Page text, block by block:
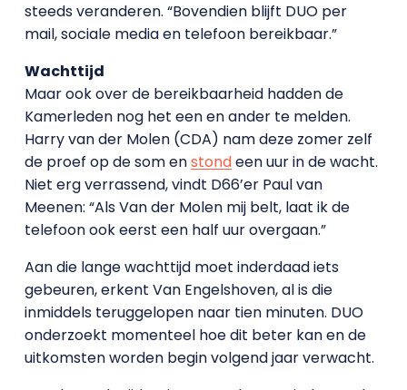
steeds veranderen. “Bovendien blijft DUO per
mail, sociale media en telefoon bereikbaar.”
Wachttijd
Maar ook over de bereikbaarheid hadden de
Kamerleden nog het een en ander te melden.
Harry van der Molen (CDA) nam deze zomer zelf
de proef op de som enstondeen uur in de wacht.
Niet erg verrassend, vindt D66’er Paul van
Meenen: “Als Van der Molen mij belt, laat ik de
telefoon ook eerst een half uur overgaan.”
Aan die lange wachttijd moet inderdaad iets
gebeuren, erkent Van Engelshoven, al is die
inmiddels teruggelopen naar tien minuten. DUO
onderzoekt momenteel hoe dit beter kan en de
uitkomsten worden begin volgend jaar verwacht.